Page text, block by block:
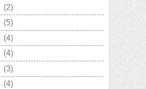
(2)
(5)
(4)
(4)
(3)
(4)